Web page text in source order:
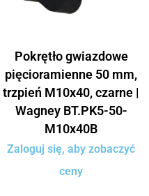
Pokrętło gwiazdowe
pięcioramienne 50 mm,
trzpień M10x40, czarne |
Wagney BT.PK5-50-
M10x40B
Zaloguj się, aby zobaczyć
ceny